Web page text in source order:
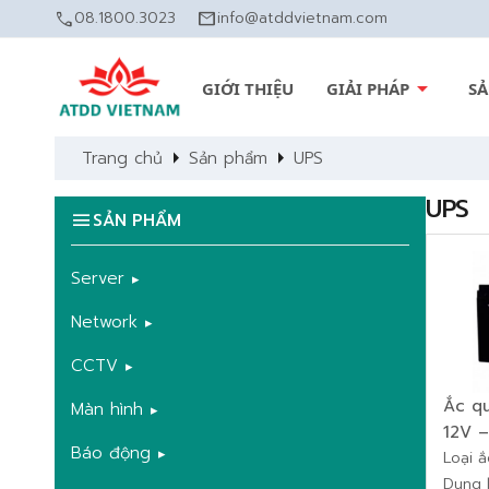
call08.1800.3023 mailinfo@atddvietnam.com
GIỚI THIỆU GIẢI PHÁP arrow_drop_down
Trang chủ arrow_right Sản phẩm arrow_right UPS
menuSẢN PHẨM
Server
Network
CCTV
Màn hình
Báo động
UPS
Ắc
12V
Loại